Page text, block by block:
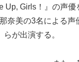
Up, Girls！』の声優
奈美の3名による声
らが出演する。